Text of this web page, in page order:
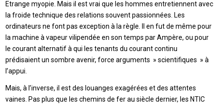
Etrange myopie. Mais il est vrai que les hommes entretiennent avec
la froide technique des relations souvent passionnées. Les
ordinateurs ne font pas exception à la règle. Il en fut de même pour
la machine à vapeur vilipendée en son temps par Ampère, ou pour
le courant alternatif à qui les tenants du courant continu
prédisaient un sombre avenir, force arguments » scientifiques » à
l’appui.
Mais, à l’inverse, il est des louanges exagérées et des attentes
vaines. Pas plus que les chemins de fer au siècle dernier, les NTIC